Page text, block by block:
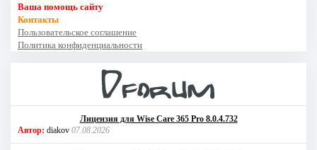
Ваша помощь сайту
Контакты
Пользовательское соглашение
Политика конфиденциальности
Лицензия для Wise Care 365 Pro 8.0.4.732
Автор: diakov 07.08.2026